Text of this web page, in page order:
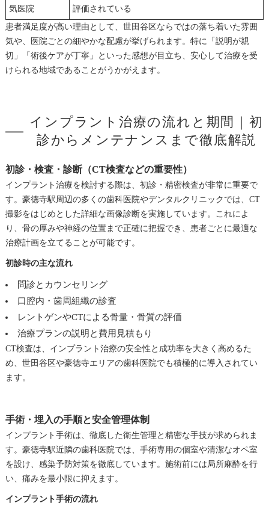
気医院
評価されている
患者満足度が高い理由として、世田谷区ならではの落ち着いた雰囲
気や、医院ごとの細やかな配慮が挙げられます。特に「説明が親
切」「術後ケアが丁寧」といった感想が目立ち、安心して治療を受
けられる地域であることがうかがえます。
インプラント治療の流れと期間｜初
診からメンテナンスまで徹底解説
初診・検査・診断（CT検査などの重要性）
インプラント治療を検討する際は、初診・精密検査が非常に重要で
す。豪徳寺駅周辺の多くの歯科医院やデンタルクリニックでは、CT
撮影をはじめとした詳細な画像診断を実施しています。これによ
り、骨の厚みや神経の位置まで正確に把握でき、患者ごとに最適な
治療計画を立てることが可能です。
初診時の主な流れ
問診とカウンセリング
口腔内・歯周組織の診査
レントゲンやCTによる骨量・骨質の評価
治療プランの説明と費用見積もり
CT検査は、インプラント治療の安全性と成功率を大きく高めるた
め、世田谷区や豪徳寺エリアの歯科医院でも積極的に導入されてい
ます。
手術・埋入の手順と安全管理体制
インプラント手術は、徹底した衛生管理と精密な手技が求められま
す。豪徳寺駅近隣の歯科医院では、手術専用の個室や清潔なオペ室
を設け、感染予防対策を徹底しています。施術前には局所麻酔を行
い、痛みを最小限に抑えます。
インプラント手術の流れ